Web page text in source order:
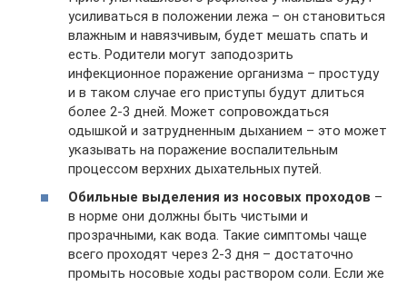
усиливаться в положении лежа – он становиться
влажным и навязчивым, будет мешать спать и
есть. Родители могут заподозрить
инфекционное поражение организма – простуду
и в таком случае его приступы будут длиться
более 2-3 дней. Может сопровождаться
одышкой и затрудненным дыханием – это может
указывать на поражение воспалительным
процессом верхних дыхательных путей.
Обильные выделения из носовых проходов –
в норме они должны быть чистыми и
прозрачными, как вода. Такие симптомы чаще
всего проходят через 2-3 дня – достаточно
промыть носовые ходы раствором соли. Если же